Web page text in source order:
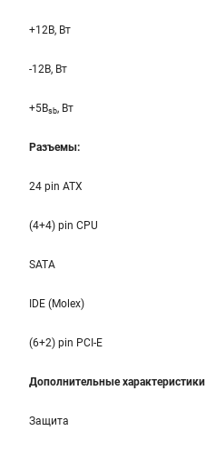
+12B, Вт
-12B, Вт
+5Bsb, Вт
Разъемы:
24 pin ATX
(4+4) pin CPU
SATA
IDE (Molex)
(6+2) pin PCI-E
Дополнительные характеристики
Защита